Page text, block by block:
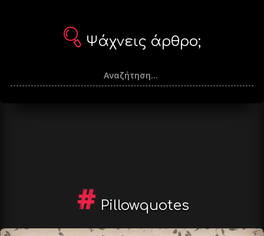
Ψάχνεις άρθρο;
Pillowquotes